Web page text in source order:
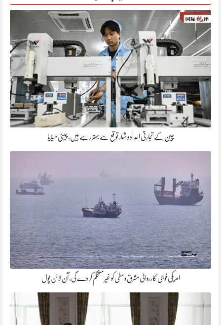
چین کے تجارتی اعداد و شمار توقع سے بہتر رہے ہیں، چینی میڈیا
امریکی فوجی کارروائی مشرق وسطیٰ کو غیر مستحکم کر دے گی، آن لائن پول